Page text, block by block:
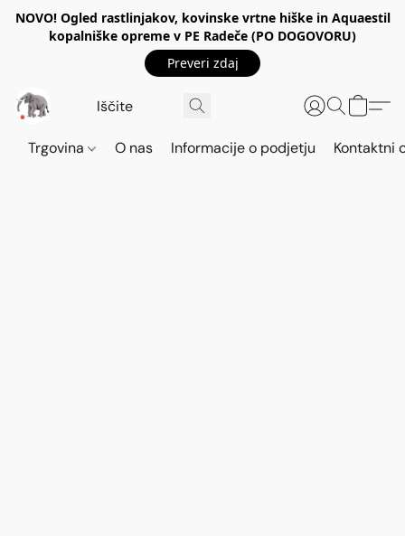
NOVO! Ogled rastlinjakov, kovinske vrtne hiške in Aquaestil
kopalniške opreme v PE Radeče (PO DOGOVORU)
Preveri zdaj
Trgovina O nas Informacije o podjetju Kontaktni